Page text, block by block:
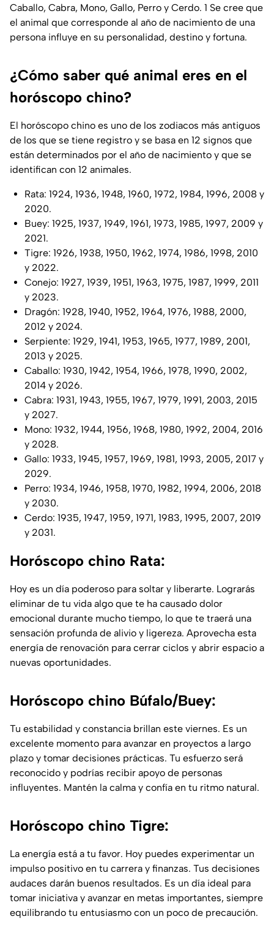
Caballo, Cabra, Mono, Gallo, Perro y Cerdo. 1 Se cree que
el animal que corresponde al año de nacimiento de una
persona influye en su personalidad, destino y fortuna.
¿Cómo saber qué animal eres en el
horóscopo chino?
El horóscopo chino es uno de los zodiacos más antiguos
de los que se tiene registro y se basa en 12 signos que
están determinados por el año de nacimiento y que se
identifican con 12 animales.
Rata: 1924, 1936, 1948, 1960, 1972, 1984, 1996, 2008 y
2020.
Buey: 1925, 1937, 1949, 1961, 1973, 1985, 1997, 2009 y
2021.
Tigre: 1926, 1938, 1950, 1962, 1974, 1986, 1998, 2010
y 2022.
Conejo: 1927, 1939, 1951, 1963, 1975, 1987, 1999, 2011
y 2023.
Dragón: 1928, 1940, 1952, 1964, 1976, 1988, 2000,
2012 y 2024.
Serpiente: 1929, 1941, 1953, 1965, 1977, 1989, 2001,
2013 y 2025.
Caballo: 1930, 1942, 1954, 1966, 1978, 1990, 2002,
2014 y 2026.
Cabra: 1931, 1943, 1955, 1967, 1979, 1991, 2003, 2015
y 2027.
Mono: 1932, 1944, 1956, 1968, 1980, 1992, 2004, 2016
y 2028.
Gallo: 1933, 1945, 1957, 1969, 1981, 1993, 2005, 2017 y
2029.
Perro: 1934, 1946, 1958, 1970, 1982, 1994, 2006, 2018
y 2030.
Cerdo: 1935, 1947, 1959, 1971, 1983, 1995, 2007, 2019
y 2031.
Horóscopo chino Rata:
Hoy es un día poderoso para soltar y liberarte. Lograrás
eliminar de tu vida algo que te ha causado dolor
emocional durante mucho tiempo, lo que te traerá una
sensación profunda de alivio y ligereza. Aprovecha esta
energía de renovación para cerrar ciclos y abrir espacio a
nuevas oportunidades.
Horóscopo chino Búfalo/Buey:
Tu estabilidad y constancia brillan este viernes. Es un
excelente momento para avanzar en proyectos a largo
plazo y tomar decisiones prácticas. Tu esfuerzo será
reconocido y podrías recibir apoyo de personas
influyentes. Mantén la calma y confía en tu ritmo natural.
Horóscopo chino Tigre:
La energía está a tu favor. Hoy puedes experimentar un
impulso positivo en tu carrera y finanzas. Tus decisiones
audaces darán buenos resultados. Es un día ideal para
tomar iniciativa y avanzar en metas importantes, siempre
equilibrando tu entusiasmo con un poco de precaución.